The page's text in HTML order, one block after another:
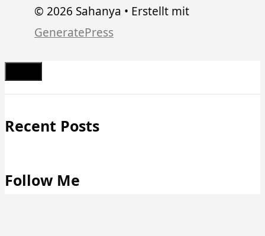
© 2026 Sahanya • Erstellt mit
GeneratePress
Schließen
Recent Posts
Follow Me